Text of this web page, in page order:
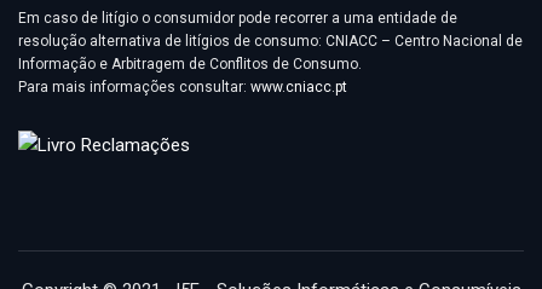
Em caso de litígio o consumidor pode recorrer a uma entidade de
resolução alternativa de litígios de consumo: CNIACC – Centro Nacional de
Informação e Arbitragem de Conflitos de Consumo.
Para mais informações consultar: www.cniacc.pt